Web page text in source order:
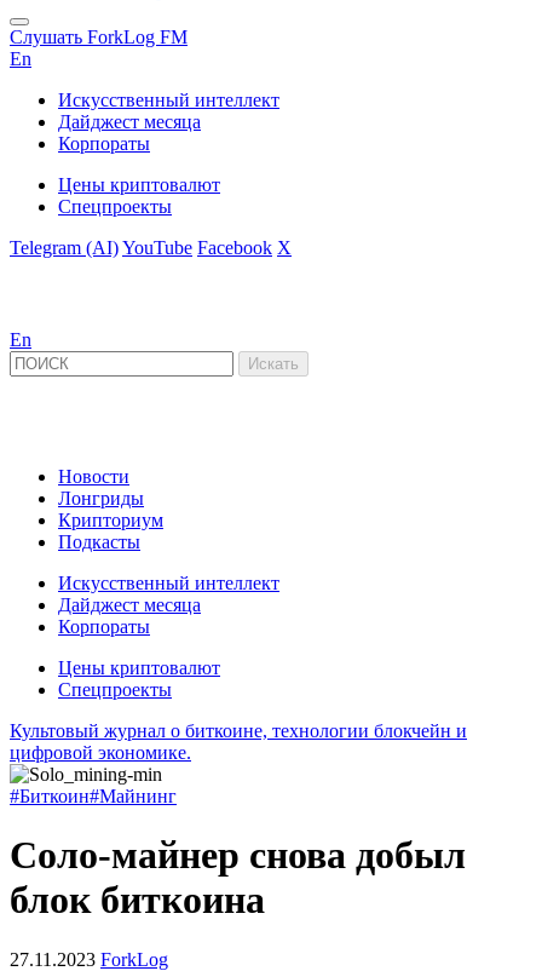
Слушать ForkLog FM
En
Искусственный интеллект
Дайджест месяца
Корпораты
Цены криптовалют
Спецпроекты
Telegram (AI)YouTube Facebook X
En
Новости
Лонгриды
Крипториум
Подкасты
Искусственный интеллект
Дайджест месяца
Корпораты
Цены криптовалют
Спецпроекты
Культовый журнал о биткоине, технологии блокчейн и
цифровой экономике.
#Биткоин#Майнинг
Соло-майнер снова добыл
блок биткоина
27.11.2023 ForkLog